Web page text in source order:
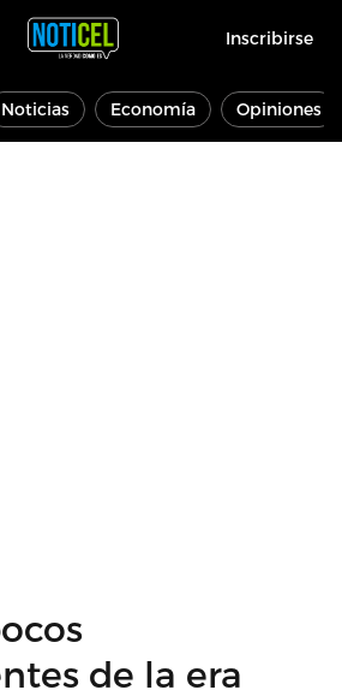
Inscribirse
Noticias Economía Opiniones
de la era